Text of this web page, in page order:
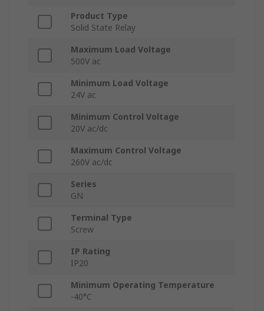
Product Type
Solid State Relay
Maximum Load Voltage
500V ac
Minimum Load Voltage
24V ac
Minimum Control Voltage
20V ac/dc
Maximum Control Voltage
260V ac/dc
Series
GN
Terminal Type
Screw
IP Rating
IP20
Minimum Operating Temperature
-40°C